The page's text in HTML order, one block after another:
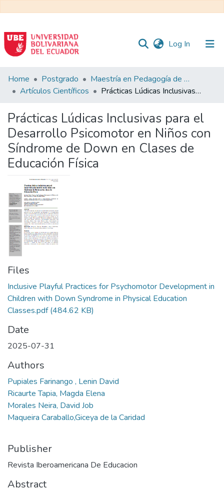
Log In (current)
Communities
&
All of DSpace
Statistics
Home Postgrado
Maestría en Pedagogía de la Cultura Física - Mención en Educación Física Inclusiva
Artículos Científicos
Prácticas Lúdicas Inclusivas para el Desarrollo Psicomotor en Niños con Síndrome de Down en Clases de Educación Física
Prácticas Lúdicas Inclusivas para el
Desarrollo Psicomotor en Niños con
Síndrome de Down en Clases de
Educación Física
Files
Inclusive Playful Practices for Psychomotor Development in
Children with Down Syndrome in Physical Education
Classes.pdf(484.62 KB)
Date
2025-07-31
Authors
Pupiales Farinango , Lenin David
Ricaurte Tapia, Magda Elena
Morales Neira, David Job
Maqueira Caraballo,Giceya de la Caridad
Publisher
Revista Iberoamericana De Educacion
Abstract